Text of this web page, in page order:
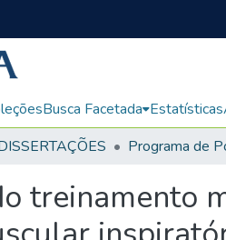
Busca Facetada Estatísticas
treinamento